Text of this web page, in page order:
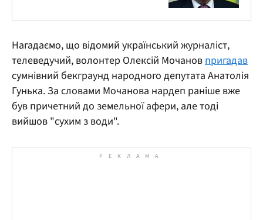
Нагадаємо, що відомий український журналіст,
телеведучий, волонтер Олексій Мочанов пригадав
сумнівний бекграунд народного депутата Анатолія
Гунька. За словами Мочанова нардеп раніше вже
був причетний до земельної афери, але тоді
вийшов "сухим з води".